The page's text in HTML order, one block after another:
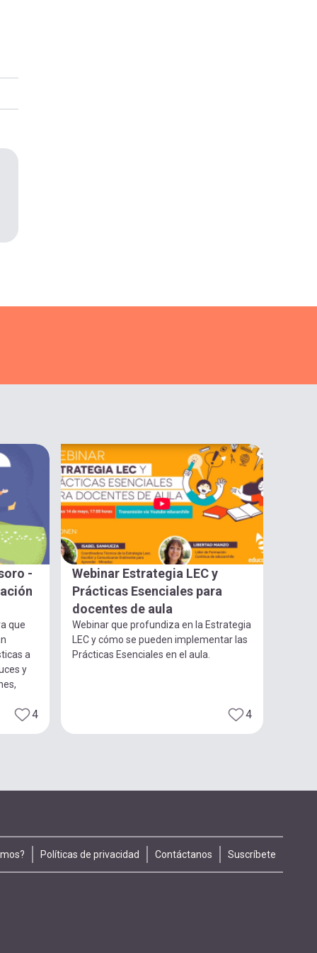
-
que
a
y
4
Webinar Estrategia LEC y
Prácticas Esenciales para
docentes de aula
Webinar que profundiza en la Estrategia
LEC y cómo se pueden implementar las
Prácticas Esenciales en el aula.
4
Políticas de privacidad Contáctanos Suscríbete